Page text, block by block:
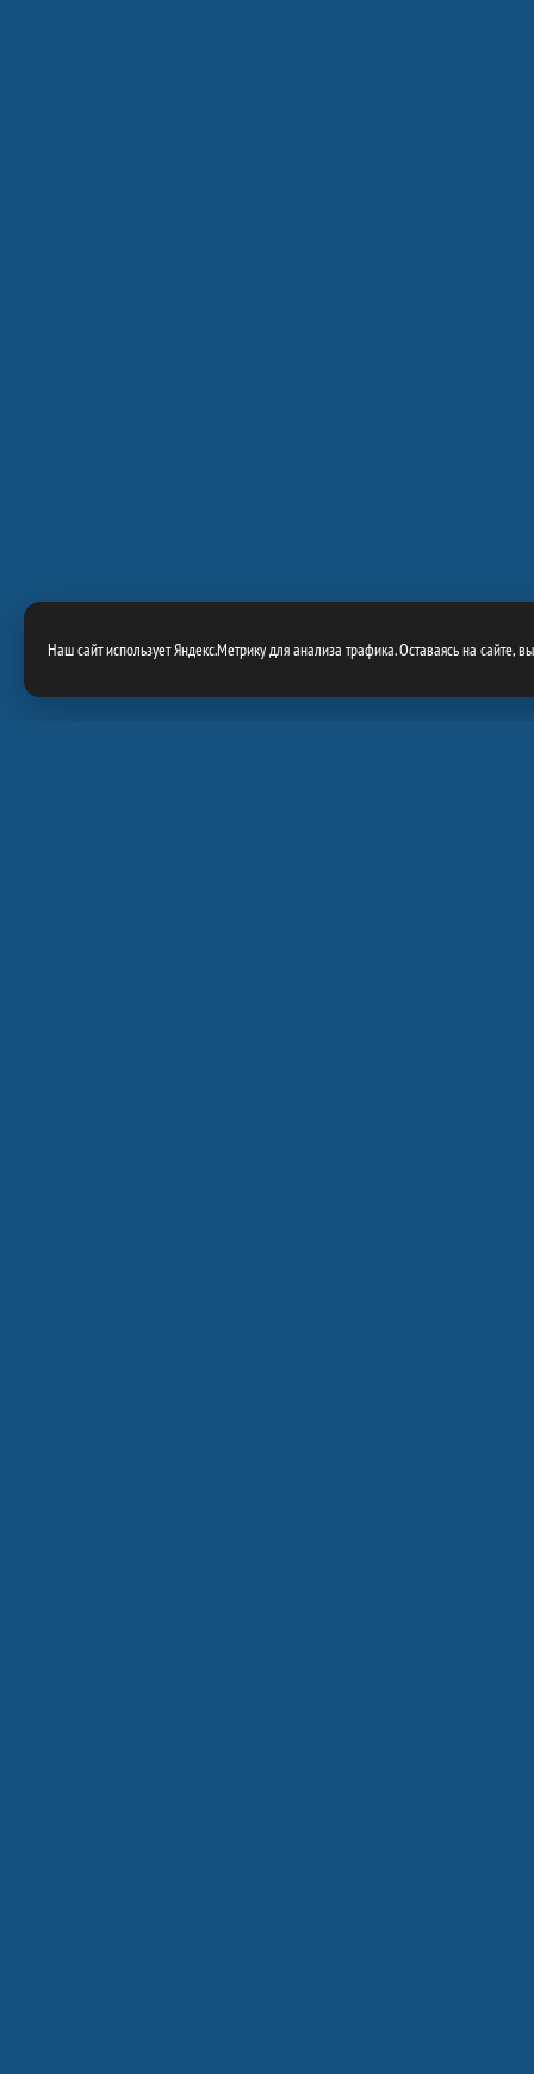
Наш сайт использует Яндекс.Метрику для анализа трафика. Оставаясь на сайте,